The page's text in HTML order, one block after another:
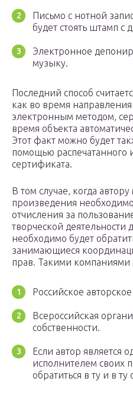
Письмо с нотной
будет стоять штамп с
Электронное
музыку.
Последний способ
как во время
электронным методом,
время объекта
Этот факт можно будет
помощью распечатанного
сертификата.
В том случае, когда
произведения
отчисления за
творческой
необходимо будет
занимающиеся
прав. Такими компаниями
Российское
Всероссийская
собственности.
Если автор является
исполнителем своих
обратиться в ту и в